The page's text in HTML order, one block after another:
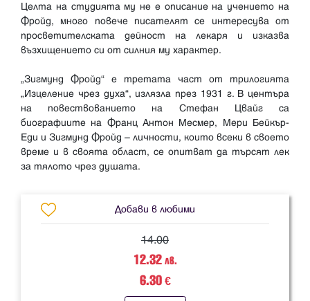
Целта на студията му не е описание на учението на
Фройд, много повече писателят се интересува от
просветителската дейност на лекаря и изказва
възхищението си от силния му характер.
„Зигмунд Фройд“ е третата част от трилогията
„Изцеление чрез духа“, излязла през 1931 г. В центъра
на повествованието на Стефан Цвайг са
биографиите на Франц Антон Месмер, Мери Бейкър-
Еди и Зигмунд Фройд – личности, които всеки в своето
време и в своята област, се опитват да търсят лек
Добави в любими
14.00
12.32лв.
6.30€